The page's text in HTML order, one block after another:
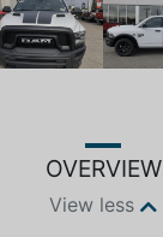
OVERVIEW
View less